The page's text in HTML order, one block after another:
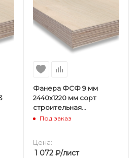
Фанера ФСФ 9 мм
2440х1220 мм сорт
строительная
нешлифованная
Под заказ
Цена:
1 072₽/лист